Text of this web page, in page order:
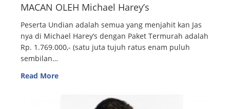
MACAN OLEH Michael Harey’s
Peserta Undian adalah semua yang menjahit kan Jas
nya di Michael Harey’s dengan Paket Termurah adalah
Rp. 1.769.000,- (satu juta tujuh ratus enam puluh
sembilan…
Read More